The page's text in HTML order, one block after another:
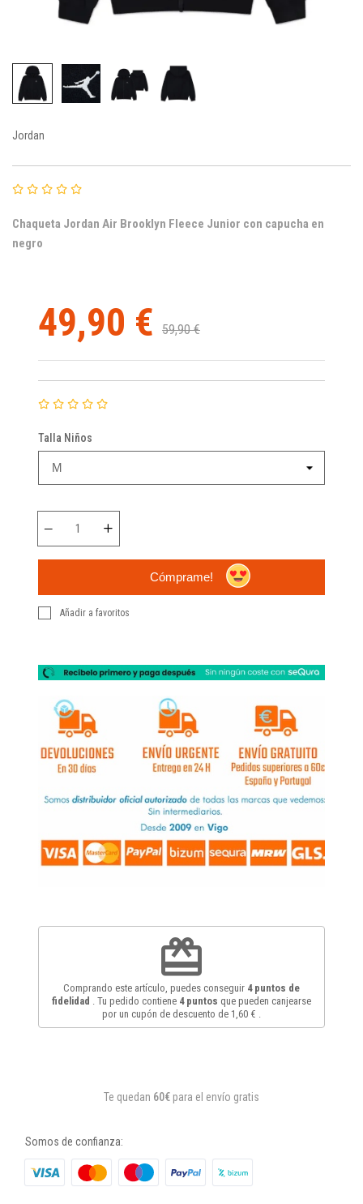
Jordan
Chaqueta Jordan Air Brooklyn Fleece Junior con capucha en
negro
49,90 € 59,90 €
Talla Niños
Cómprame!
Añadir a favoritos
redeem
Comprando este artículo, puedes conseguir 4puntos de
fidelidad
. Tu pedido contiene 4puntos que pueden canjearse
por un cupón de descuento de 1,60 €
Te quedan 60€ para el envío gratis
Somos de confianza: